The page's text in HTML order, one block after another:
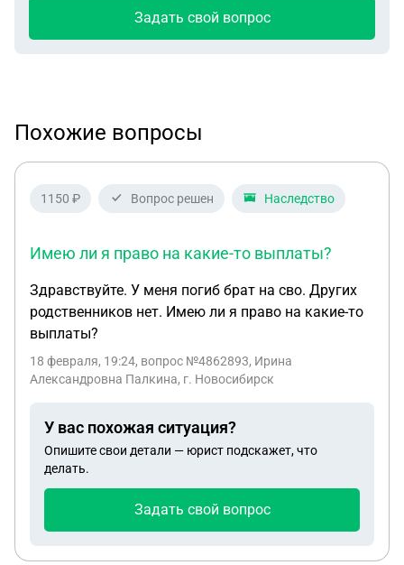
Задать свой вопрос
Похожие вопросы
1150 ₽ Вопрос решен Наследство
Имею ли я право на какие-то выплаты?
Здравствуйте. У меня погиб брат на сво. Других
родственников нет. Имею ли я право на какие-то
выплаты?
18 февраля, 19:24, вопрос №4862893, Ирина
Александровна Палкина, г. Новосибирск
У вас похожая ситуация?
Опишите свои детали — юрист подскажет, что
делать.
Задать свой вопрос